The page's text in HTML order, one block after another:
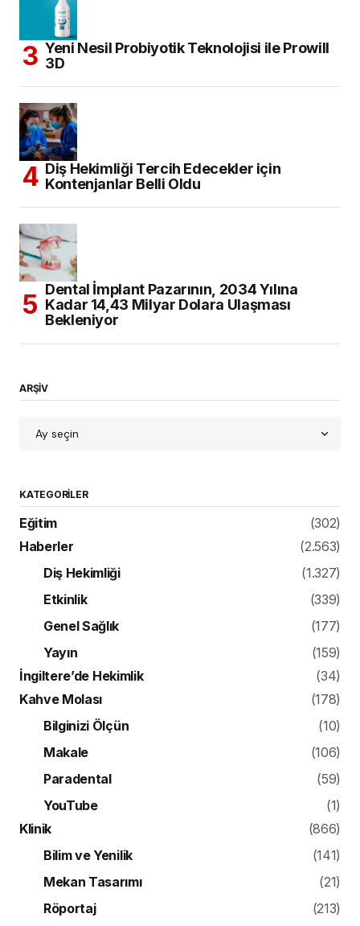
Yeni Nesil Probiyotik Teknolojisi ile Prowill
3D
Diş Hekimliği Tercih Edecekler için
Kontenjanlar Belli Oldu
Dental İmplant Pazarının, 2034 Yılına
Kadar 14,43 Milyar Dolara Ulaşması
Bekleniyor
ARŞİV
KATEGORILER
Eğitim
(302)
Haberler
(2.563)
Diş Hekimliği
(1.327)
Etkinlik
(339)
Genel Sağlık
(177)
Yayın
(159)
İngiltere’de Hekimlik
(34)
Kahve Molası
(178)
Bilginizi Ölçün
(10)
Makale
(106)
Paradental
(59)
YouTube
(1)
Klinik
(866)
Bilim ve Yenilik
(141)
Mekan Tasarımı
(21)
Röportaj
(213)